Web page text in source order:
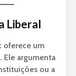
Liberal
oferece um
Ele argumenta
ou a